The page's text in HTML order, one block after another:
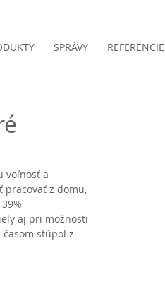
SPRÁVY REFERENCIE
voľnosť a
pracovať z domu,
aj pri možnosti
stúpol z